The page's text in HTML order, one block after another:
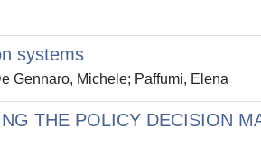
systems
Gennaro, Michele; Paffumi, Elena
THE POLICY DECISION